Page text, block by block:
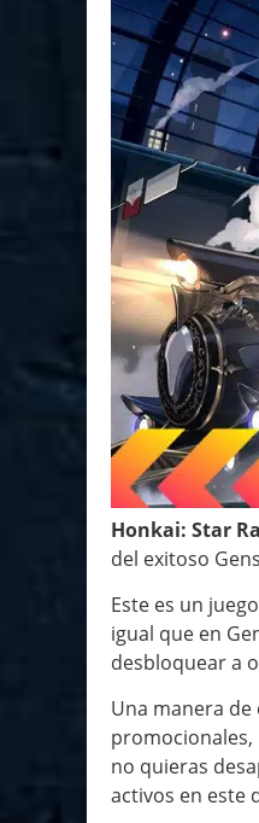
Honkai: Star
del exitoso
Este es un
igual que en
desbloquear a
Una manera
promocionales,
no quieras
activos en este